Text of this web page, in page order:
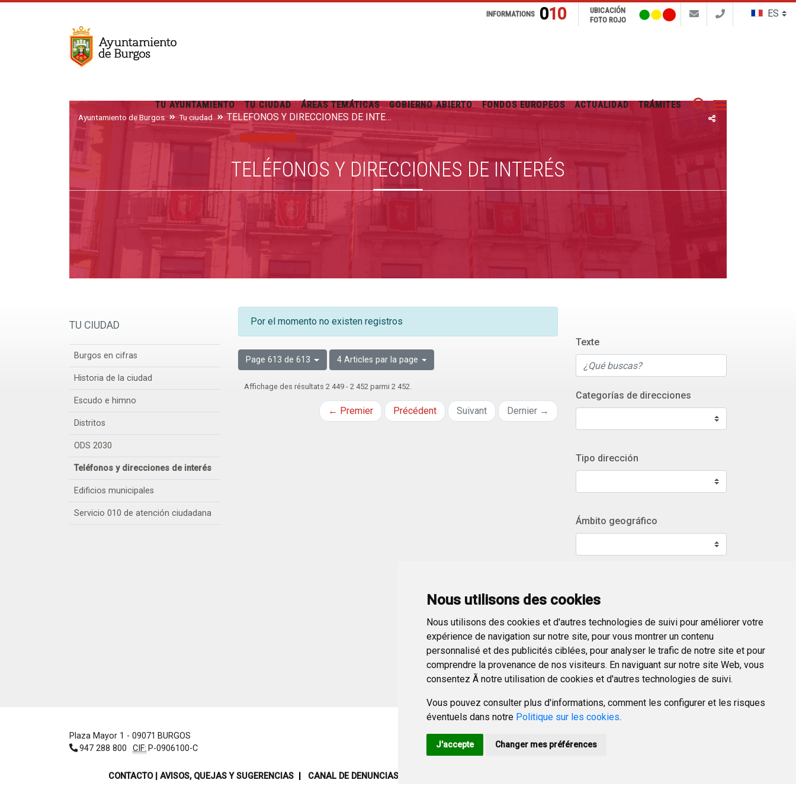
Nous utilisons des cookies
Nous utilisons des cookies et d'autres technologies de suivi pour améliorer votre
expérience de navigation sur notre site, pour vous montrer un contenu
personnalisé et des publicités ciblées, pour analyser le trafic de notre site et pour
comprendre la provenance de nos visiteurs. En naviguant sur notre site Web, vous
consentez Ã notre utilisation de cookies et d'autres technologies de suivi.
Vous pouvez consulter plus d'informations, comment les configurer et les risques
éventuels dans notre Politique sur les cookies.
J'accepte Changer mes préférences
Buscar
INFORMATIONS 010
UBICACIÓN
FOTO ROJO
TU AYUNTAMIENTO TU CIUDAD ÁREAS TEMÁTICAS GOBIERNO ABIERTO FONDOS EUROPEOS ACTUALIDAD TRÁMITES
Ayuntamiento de Burgos Tu ciudad TELÉFONOS Y DIRECCIONES DE INTERÉS
TELÉFONOS Y DIRECCIONES DE INTERÉS
TU CIUDAD
Burgos en cifras
Historia de la ciudad
Escudo e himno
Distritos
ODS 2030
Teléfonos y direcciones de interés
Edificios municipales
Servicio 010 de atención ciudadana
Por el momento no existen registros
Page 613 de 613 4 Articles par la page
Affichage des résultats 2 449 - 2 452 parmi 2 452.
← Premier Précédent Suivant Dernier →
Texte
Categorías de direcciones
Tipo dirección
Ámbito geográfico
Plaza Mayor 1 - 09071 BURGOS
947 288 800
CIF: P-0906100-C
CONTACTO | AVISOS, QUEJAS Y SUGERENCIAS CANAL DE DENUNCIAS